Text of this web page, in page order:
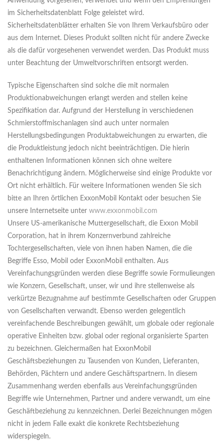
im Sicherheitsdatenblatt Folge geleistet wird.
Sicherheitsdatenblätter erhalten Sie von Ihrem Verkaufsbüro oder
aus dem Internet. Dieses Produkt sollten nicht für andere Zwecke
als die dafür vorgesehenen verwendet werden. Das Produkt muss
unter Beachtung der Umweltvorschriften entsorgt werden.
Typische Eigenschaften sind solche die mit normalen
Produktionabweichungen erlangt werden and stellen keine
Spezifikation dar. Aufgrund der Herstellung in verschiedenen
Schmierstoffmischanlagen sind auch unter normalen
Herstellungsbedingungen Produktabweichungen zu erwarten, die
die Produktleistung jedoch nicht beeinträchtigen. Die hierin
enthaltenen Informationen können sich ohne weitere
Benachrichtigung ändern. Möglicherweise sind einige Produkte vor
Ort nicht erhältlich. Für weitere Informationen wenden Sie sich
bitte an Ihren örtlichen ExxonMobil Kontakt oder besuchen Sie
unsere Internetseite unter www.exxonmobil.com
Unsere US-amerikanische Muttergesellschaft, die Exxon Mobil
Corporation, hat in ihrem Konzernverbund zahlreiche
Tochtergesellschaften, viele von ihnen haben Namen, die die
Begriffe Esso, Mobil oder ExxonMobil enthalten. Aus
Vereinfachungsgründen werden diese Begriffe sowie Formulieungen
wie Konzern, Gesellschaft, unser, wir und ihre stellenweise als
verkürtze Bezugnahme auf bestimmte Gesellschaften oder Gruppen
von Gesellschaften verwandt. Ebenso werden gelegentlich
vereinfachende Beschreibungen gewählt, um globale oder regionale
operative Einheiten bzw. global oder regional organisierte Sparten
zu bezeichnen. Gleichermaßen hat ExxonMobil
Geschäftsbeziehungen zu Tausenden von Kunden, Lieferanten,
Behörden, Pächtern und andere Geschäftspartnern. In diesem
Zusammenhang werden ebenfalls aus Vereinfachungsgründen
Begriffe wie Unternehmen, Partner und andere verwandt, um eine
Geschäftbeziehung zu kennzeichnen. Derlei Bezeichnungen mögen
nicht in jedem Falle exakt die konkrete Rechtsbeziehung
widerspiegeln.